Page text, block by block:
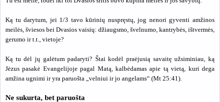
Ką tu darytum, jei 1/3 tavo kūrinių nuspręstų, jog nenori gyventi amžinos
meilės, šviesos bei Dvasios vaisių: džiaugsmo, švelnumo, kantrybės, ištvermės,
gerumo ir t.t., vietoje?
Ką tu dėl jų galėtum padaryti? Štai kodėl praėjusią savaitę užsiminiau, ką
Jėzus pasakė Evangelijoje pagal Matą, kalbėdamas apie tą vietą, kuri dega
amžina ugnimi ir yra paruošta „velniui ir jo angelams“ (Mt 25:41).
Ne sukurta, bet paruošta